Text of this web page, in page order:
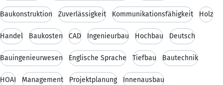
Baukonstruktion Zuverlässigkeit Kommunikationsfähigkeit Holz
Handel Baukosten CAD Ingenieurbau Hochbau Deutsch
Bauingenieurwesen Englische Sprache Tiefbau Bautechnik
HOAI Management Projektplanung Innenausbau